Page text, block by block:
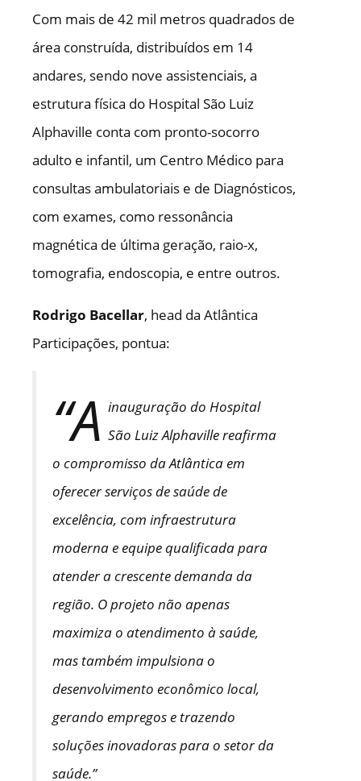
Com mais de 42 mil metros quadrados de
área construída, distribuídos em 14
andares, sendo nove assistenciais, a
estrutura física do Hospital São Luiz
Alphaville conta com pronto-socorro
adulto e infantil, um Centro Médico para
consultas ambulatoriais e de Diagnósticos,
com exames, como ressonância
magnética de última geração, raio-x,
tomografia, endoscopia, e entre outros.
Rodrigo Bacellar, head da Atlântica
Participações, pontua:
“A inauguração do Hospital
São Luiz Alphaville reafirma
o compromisso da Atlântica em
oferecer serviços de saúde de
excelência, com infraestrutura
moderna e equipe qualificada para
atender a crescente demanda da
região. O projeto não apenas
maximiza o atendimento à saúde,
mas também impulsiona o
desenvolvimento econômico local,
gerando empregos e trazendo
soluções inovadoras para o setor da
saúde.”